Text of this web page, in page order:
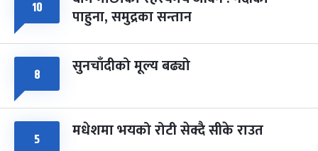
८ फागुपूर्णिमा
चैत्र ८, २०८३-Mar 22, 2027
७ महिना बाँकी
१० पाहुना, समुद्रका सन्तान
८ सुनचाँदीको मूल्य बढ्यो
५ मधेशमा भयको रोटी सेक्दै सीके राउत